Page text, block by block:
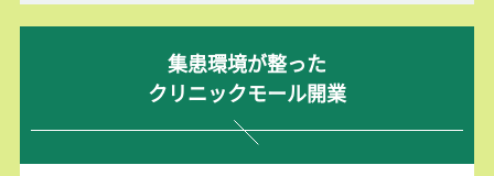
集患環境が整った
クリニックモール開業